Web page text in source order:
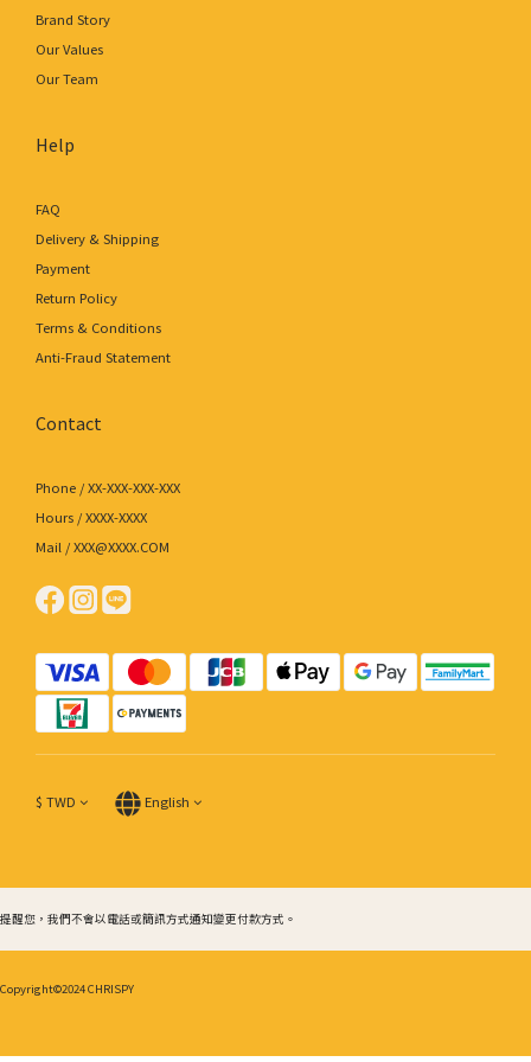
Brand Story
Our Values
Our Team
Help
FAQ
Delivery & Shipping
Payment
Return Policy
Terms & Conditions
Anti-Fraud Statement
Contact
Phone / XX-XXX-XXX-XXX
Hours / XXXX-XXXX
Mail / XXX@XXXX.COM
$ TWD English
提醒您，我們不會以電話或簡訊方式通知變更付款方式。
Copyright©2024 CHRISPY